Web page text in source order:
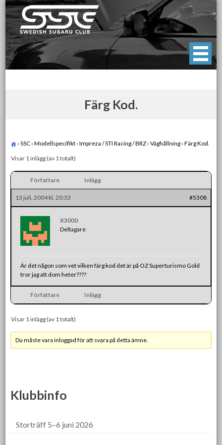
Skip
to
content
Swedish Subaru Club
För oss som älskar Subaru!
Färg Kod.
› SSC › Modellspecifikt › Impreza / STI Racing / BRZ › Väghållning › Färg Kod.
Visar 1 inlägg (av 1 totalt)
Författare Inlägg
13 juli, 2004 kl. 20:33 #5308
X3000
Deltagare
Är det någon som vet vilken färg kod det är på OZ Superturismo Gold
tror jag att dom heter????
Författare Inlägg
Visar 1 inlägg (av 1 totalt)
Du måste vara inloggad för att svara på detta ämne.
Klubbinfo
Storträff 5–6 juni 2026